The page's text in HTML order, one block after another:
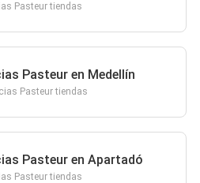
Pasteur tiendas
Pasteur en Medellín
Pasteur tiendas
Pasteur en Apartadó
Pasteur tiendas